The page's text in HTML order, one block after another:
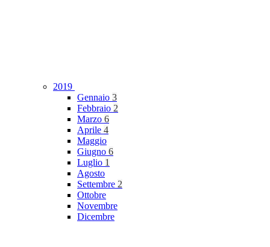
2019
Gennaio 3
Febbraio 2
Marzo 6
Aprile 4
Maggio
Giugno 6
Luglio 1
Agosto
Settembre 2
Ottobre
Novembre
Dicembre